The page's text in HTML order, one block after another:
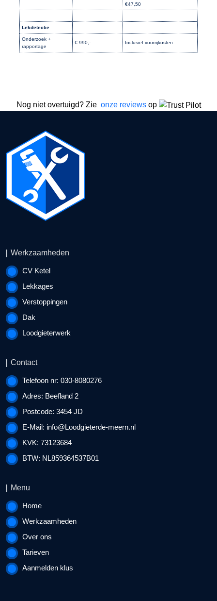
€47,50
Lekdetectie
Onderzoek +
rapportage
€ 990,- Inclusief voorrijkosten
Nog niet overtuigd? Zie onze reviewsop
Werkzaamheden
CV Ketel
Lekkages
Verstoppingen
Dak
Loodgieterwerk
Contact
Telefoon nr: 030-8080276
Adres: Beefland 2
Postcode: 3454 JD
E-Mail: info@Loodgieterde-meern.nl
KVK: 73123684
BTW: NL859364537B01
Menu
Home
Werkzaamheden
Over ons
Tarieven
Aanmelden klus